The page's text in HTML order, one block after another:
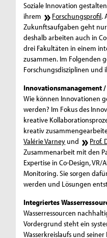
Soziale Innovation
ihrem
Forschungsprofil.
Zukunftsaufgaben geht
deshalb arbeiten auch in
drei Fakultäten in einem
zusammen. Im Folgenden
Forschungsdisziplinen
Innovationsmanagement
Wie können Innovationen
werden? Im Fokus des
kreative
kreativ
Valérie Varney und Prof.
Zusammenarbeit mit den
Expertise in Co-Design,
Monitoring. Sie sorgen
werden und Lösungen
Integriertes
Wasserressourcen
Vordergrund steht ein
Wasserkreislaufs und